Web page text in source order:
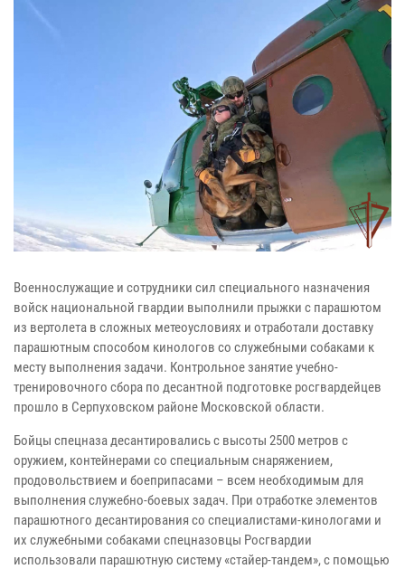
Военнослужащие и сотрудники сил специального назначения
войск национальной гвардии выполнили прыжки с парашютом
из вертолета в сложных метеоусловиях и отработали доставку
парашютным способом кинологов со служебными собаками к
месту выполнения задачи. Контрольное занятие учебно-
тренировочного сбора по десантной подготовке росгвардейцев
прошло в Серпуховском районе Московской области.
Бойцы спецназа десантировались с высоты 2500 метров с
оружием, контейнерами со специальным снаряжением,
продовольствием и боеприпасами – всем необходимым для
выполнения служебно-боевых задач. При отработке элементов
парашютного десантирования со специалистами-кинологами и
их служебными собаками спецназовцы Росгвардии
использовали парашютную систему «стайер-тандем», с помощью